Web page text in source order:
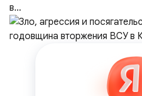
в...